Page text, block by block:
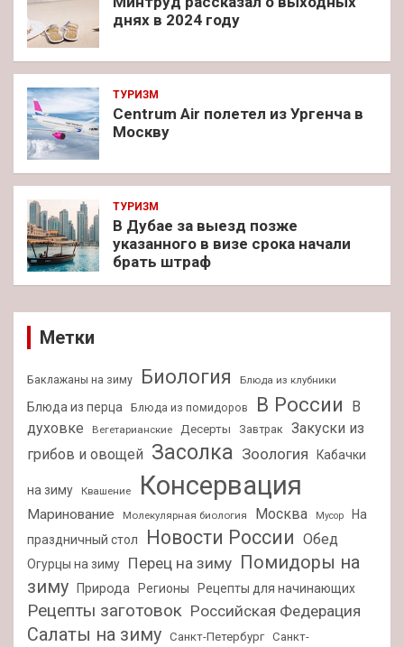
днях в 2024 году
ТУРИЗМ
Centrum Air полетел из Ургенча в
Москву
ТУРИЗМ
В Дубае за выезд позже
указанного в визе срока начали
брать штраф
Метки
Баклажаны на зиму Биология Блюда из клубники
Блюда из перца Блюда из помидоров В России
В
духовке
Вегетарианские Десерты Завтрак Закуски из
грибов и овощей Засолка Зоология Кабачки
на зиму Квашение Консервация
Маринование Молекулярная биология Москва Мусор
На
праздничный стол
Новости России Обед
Огурцы на зиму Перец на зиму Помидоры на
зиму
Природа Регионы Рецепты для начинающих
Рецепты заготовок Российская Федерация
Салаты на зиму Санкт-Петербург Санкт-